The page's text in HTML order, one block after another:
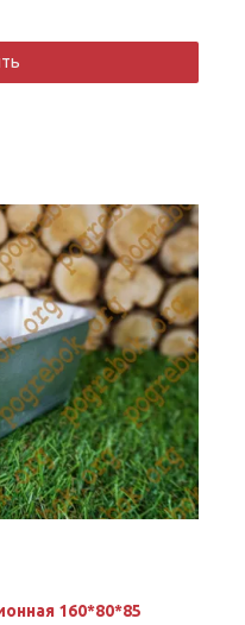
160*80*85